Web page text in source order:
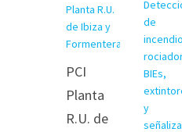
PCI
Planta
R.U. de